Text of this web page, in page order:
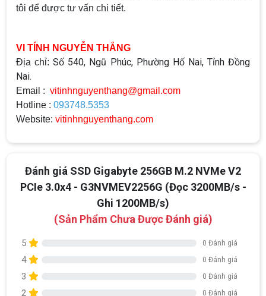
tôi để được tư vấn chi tiết.
VI TÍNH NGUYỄN THẮNG
Địa chỉ:Số 540, Ngũ Phúc, Phường Hố Nai, Tỉnh Đồng
Nai.
Email : vitinhnguyenthang@gmail.com
Hotline : 093748.5353
Website: vitinhnguyenthang.com
Đánh giá SSD Gigabyte 256GB M.2 NVMe V2
PCIe 3.0x4 - G3NVMEV2256G (Đọc 3200MB/s -
Ghi 1200MB/s)
(Sản Phẩm Chưa Được Đánh giá)
5 0 Đánh giá
4 0 Đánh giá
3 0 Đánh giá
2 0 Đánh giá